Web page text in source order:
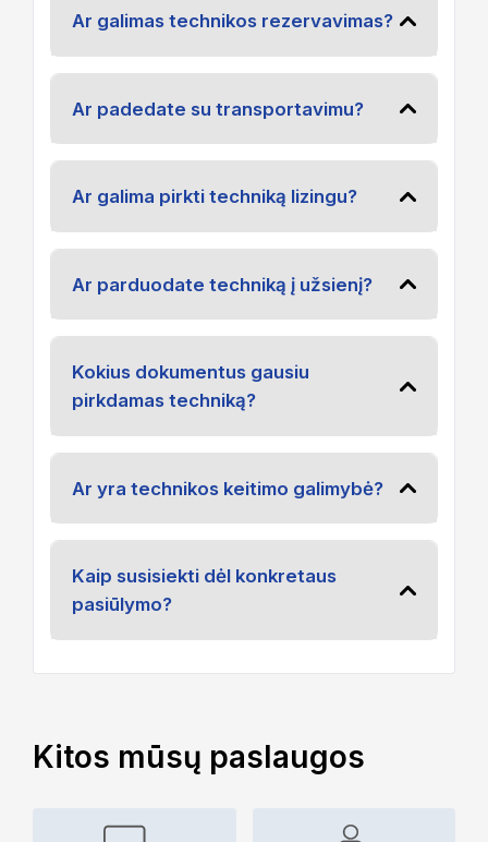
Ar galimas technikos rezervavimas?
Ar padedate su transportavimu?
Ar galima pirkti techniką lizingu?
Ar parduodate techniką į užsienį?
Kokius dokumentus gausiu
pirkdamas techniką?
Ar yra technikos keitimo galimybė?
Kaip susisiekti dėl konkretaus
pasiūlymo?
Kitos mūsų paslaugos